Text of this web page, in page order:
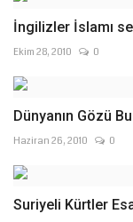
İngilizler İslamı
Ekim 28, 2010 0
Dünyanın Gözü
Haziran 26, 2010 0
Suriyeli Kürtler